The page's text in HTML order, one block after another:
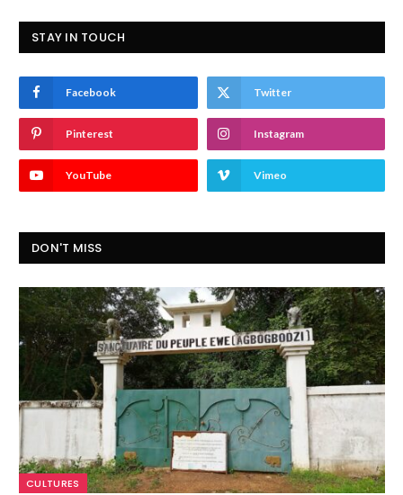
STAY IN TOUCH
Facebook Twitter
Pinterest Instagram
YouTube Vimeo
DON'T MISS
CULTURES